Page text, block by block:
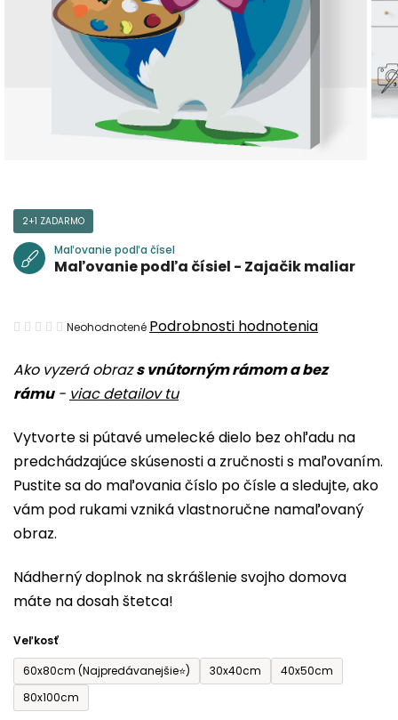
Ako vyzerá obrazs vnútorným rámom a bez
rámu- viac detailov tu
Vytvorte si pútavé umelecké dielo bez ohľadu na
predchádzajúce skúsenosti a zručnosti s maľovaním.
Pustite sa do maľovania číslo po čísle a sledujte, ako
vám pod rukami vzniká vlastnoručne namaľovaný
obraz.
Nádherný doplnok na skrášlenie svojho domova
máte na dosah štetca!
Veľkosť
60x80cm (Najpredávanejšie⭐)
30x40cm
40x50cm
80x100cm
2+1 ZADARMO
Maľovanie podľa čísel
Maľovanie podľa čísiel - Zajačik maliar
Priemerné
produktu
je
z
5
hviezdičiek.
Neohodnotené Podrobnosti hodnotenia